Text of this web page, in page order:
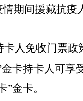
期间援藏抗
卡人免收门票政
卡持卡人可享
金卡。